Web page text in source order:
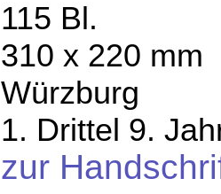
115 Bl.
310 x 220 mm
Würzburg
1. Drittel 9.
zur